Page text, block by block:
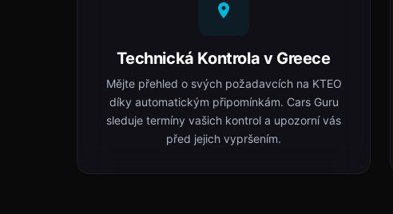
Technická Kontrola v Greece
Mějte přehled o svých požadavcích na ΚΤΕΟ
díky automatickým připomínkám. Cars Guru
sleduje termíny vašich kontrol a upozorní vás
před jejich vypršením.